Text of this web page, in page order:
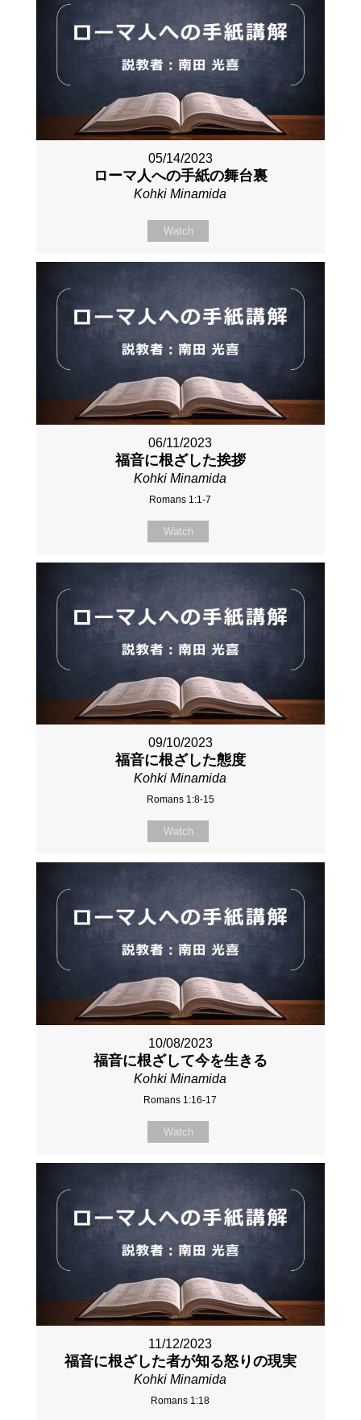
05/14/2023
ローマ人への手紙の舞台裏
Kohki Minamida
Watch
06/11/2023
福音に根ざした挨拶
Kohki Minamida
Romans 1:1-7
Watch
09/10/2023
福音に根ざした態度
Kohki Minamida
Romans 1:8-15
Watch
10/08/2023
福音に根ざして今を生きる
Kohki Minamida
Romans 1:16-17
Watch
11/12/2023
福音に根ざした者が知る怒りの現実
Kohki Minamida
Romans 1:18